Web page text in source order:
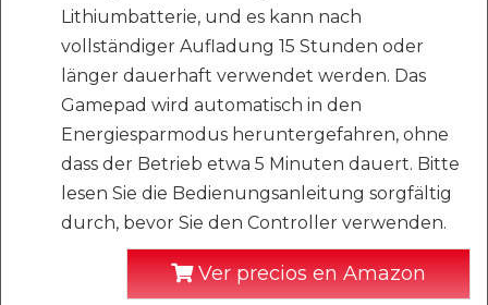
Lithiumbatterie, und es kann nach
vollständiger Aufladung 15 Stunden oder
länger dauerhaft verwendet werden. Das
Gamepad wird automatisch in den
Energiesparmodus heruntergefahren, ohne
dass der Betrieb etwa 5 Minuten dauert. Bitte
lesen Sie die Bedienungsanleitung sorgfältig
durch, bevor Sie den Controller verwenden.
Ver precios en Amazon